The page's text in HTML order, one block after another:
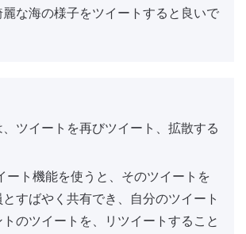
な海の様子をツイートすると良いで
ツイートを再びツイート、拡散する
ト機能を使うと、そのツイートを
すばやく共有でき、自分のツイート
のツイートを、リツイートすること